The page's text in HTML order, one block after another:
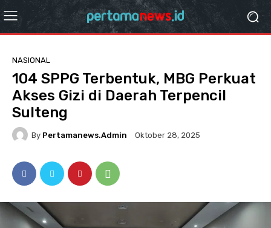
NASIONAL
104 SPPG Terbentuk, MBG Perkuat
Akses Gizi di Daerah Terpencil
Sulteng
By Pertamanews.admin Oktober 28, 2025